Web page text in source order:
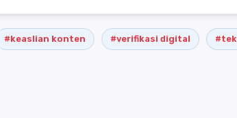
#keaslian konten #verifikasi digital